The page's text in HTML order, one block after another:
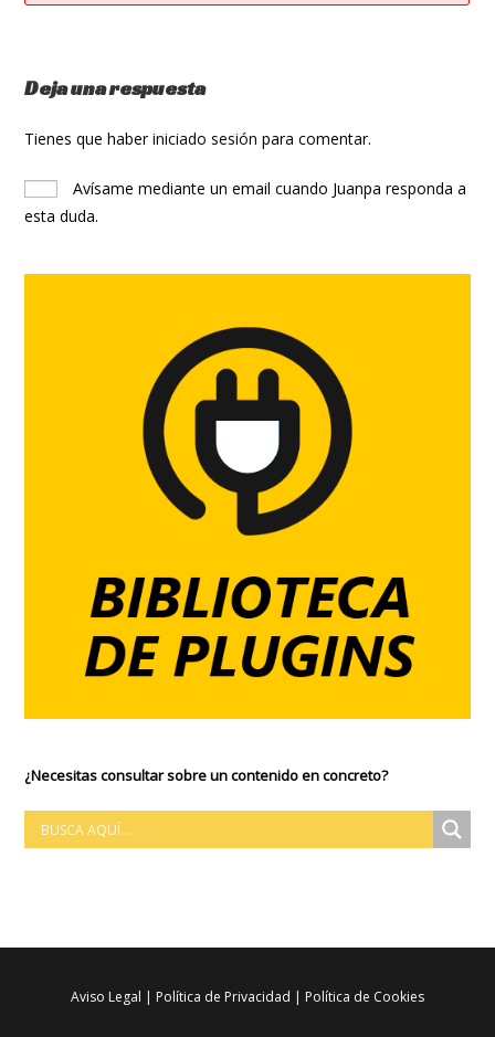
Deja una respuesta
Tienes que haberiniciado sesión para comentar.
Avísame mediante un email cuando Juanpa responda a
esta duda.
¿Necesitas consultar sobre un contenido en concreto?
Aviso Legal | Política de Privacidad | Política de Cookies